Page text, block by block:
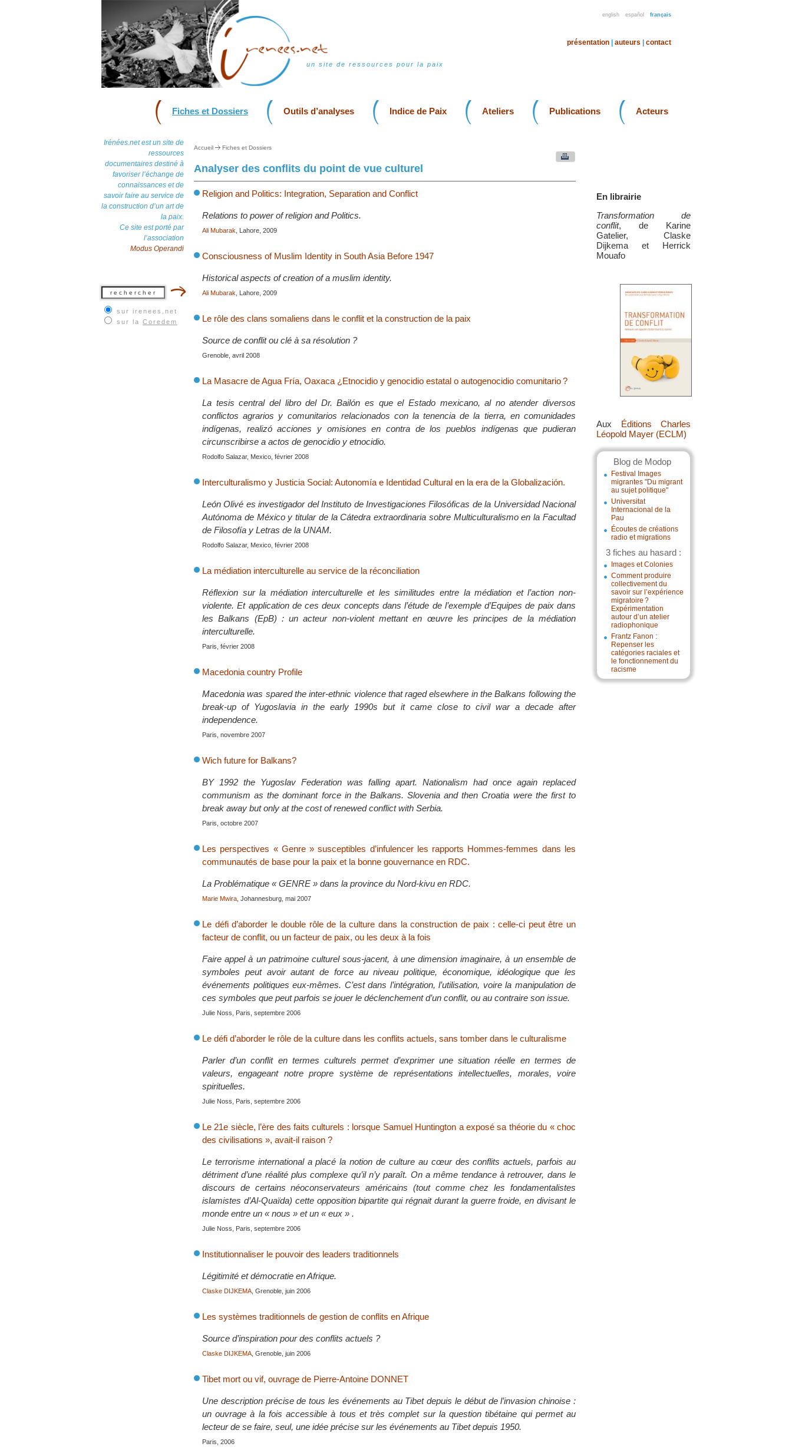
english español français
un site de ressources pour la paix
présentation auteurs contact
Fiches et Dossiers Outils d’analyses Indice de Paix Ateliers Publications Acteurs
Irénées.net est un site de
ressources
documentaires destiné à
favoriser l’échange de
connaissances et de
savoir faire au service de
la construction d’un art de
la paix.
Ce site est porté par
l’association
Modus Operandi
sur irenees.net
sur la Coredem
En librairie
Transformation de
conflit, de Karine
Gatelier, Claske
Dijkema et Herrick
Mouafo
Aux Éditions Charles
Léopold Mayer (ECLM)
Blog de Modop
Festival Images
migrantes "Du migrant
au sujet politique"
Universitat
Internacional de la
Pau
Écoutes de créations
radio et migrations
3 fiches au hasard :
Images et Colonies
Comment produire
collectivement du
savoir sur l’expérience
migratoire ?
Expérimentation
autour d’un atelier
radiophonique
Frantz Fanon :
Repenser les
catégories raciales et
le fonctionnement du
racisme
Accueil Fiches et Dossiers
Analyser des conflits du point de vue culturel
Religion and Politics: Integration, Separation and Conflict
Relations to power of religion and Politics.
Ali Mubarak , Lahore, 2009
Consciousness of Muslim Identity in South Asia Before 1947
Historical aspects of creation of a muslim identity.
Ali Mubarak , Lahore, 2009
Le rôle des clans somaliens dans le conflit et la construction de la paix
Source de conflit ou clé à sa résolution ?
Grenoble, avril 2008
La Masacre de Agua Fría, Oaxaca ¿Etnocidio y genocidio estatal o autogenocidio comunitario ?
La tesis central del libro del Dr. Bailón es que el Estado mexicano, al no atender diversos
conflictos agrarios y comunitarios relacionados con la tenencia de la tierra, en comunidades
indígenas, realizó acciones y omisiones en contra de los pueblos indígenas que pudieran
circunscribirse a actos de genocidio y etnocidio.
Rodolfo Salazar, Mexico, février 2008
Interculturalismo y Justicia Social: Autonomía e Identidad Cultural en la era de la Globalización.
León Olivé es investigador del Instituto de Investigaciones Filosóficas de la Universidad Nacional
Autónoma de México y titular de la Cátedra extraordinaria sobre Multiculturalismo en la Facultad
de Filosofía y Letras de la UNAM.
Rodolfo Salazar, Mexico, février 2008
La médiation interculturelle au service de la réconciliation
Réflexion sur la médiation interculturelle et les similitudes entre la médiation et l’action non-
violente. Et application de ces deux concepts dans l’étude de l’exemple d’Equipes de paix dans
les Balkans (EpB) : un acteur non-violent mettant en œuvre les principes de la médiation
interculturelle.
Paris, février 2008
Macedonia country Profile
Macedonia was spared the inter-ethnic violence that raged elsewhere in the Balkans following the
break-up of Yugoslavia in the early 1990s but it came close to civil war a decade after
independence.
Paris, novembre 2007
Wich future for Balkans?
BY 1992 the Yugoslav Federation was falling apart. Nationalism had once again replaced
communism as the dominant force in the Balkans. Slovenia and then Croatia were the first to
break away but only at the cost of renewed conflict with Serbia.
Paris, octobre 2007
Les perspectives « Genre » susceptibles d’infulencer les rapports Hommes-femmes dans les
communautés de base pour la paix et la bonne gouvernance en RDC.
La Problématique « GENRE » dans la province du Nord-kivu en RDC.
Marie Mwira , Johannesburg, mai 2007
Le défi d’aborder le double rôle de la culture dans la construction de paix : celle-ci peut être un
facteur de conflit, ou un facteur de paix, ou les deux à la fois
Faire appel à un patrimoine culturel sous-jacent, à une dimension imaginaire, à un ensemble de
symboles peut avoir autant de force au niveau politique, économique, idéologique que les
événements politiques eux-mêmes. C’est dans l’intégration, l’utilisation, voire la manipulation de
ces symboles que peut parfois se jouer le déclenchement d’un conflit, ou au contraire son issue.
Julie Noss, Paris, septembre 2006
Le défi d’aborder le rôle de la culture dans les conflits actuels, sans tomber dans le culturalisme
Parler d’un conflit en termes culturels permet d’exprimer une situation réelle en termes de
valeurs, engageant notre propre système de représentations intellectuelles, morales, voire
spirituelles.
Julie Noss, Paris, septembre 2006
Le 21e siècle, l’ère des faits culturels : lorsque Samuel Huntington a exposé sa théorie du « choc
des civilisations », avait-il raison ?
Le terrorisme international a placé la notion de culture au cœur des conflits actuels, parfois au
détriment d’une réalité plus complexe qu’il n’y paraît. On a même tendance à retrouver, dans le
discours de certains néoconservateurs américains (tout comme chez les fondamentalistes
islamistes d’Al-Quaïda) cette opposition bipartite qui régnait durant la guerre froide, en divisant le
monde entre un « nous » et un « eux » .
Julie Noss, Paris, septembre 2006
Institutionnaliser le pouvoir des leaders traditionnels
Légitimité et démocratie en Afrique.
Claske DIJKEMA , Grenoble, juin 2006
Les systèmes traditionnels de gestion de conflits en Afrique
Source d’inspiration pour des conflits actuels ?
Claske DIJKEMA , Grenoble, juin 2006
Tibet mort ou vif, ouvrage de Pierre-Antoine DONNET
Une description précise de tous les événements au Tibet depuis le début de l’invasion chinoise :
un ouvrage à la fois accessible à tous et très complet sur la question tibétaine qui permet au
lecteur de se faire, seul, une idée précise sur les événements au Tibet depuis 1950.
Paris, 2006